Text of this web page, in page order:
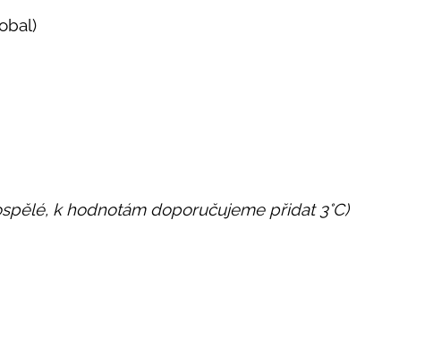
k hodnotám doporučujeme přidat 3°C)